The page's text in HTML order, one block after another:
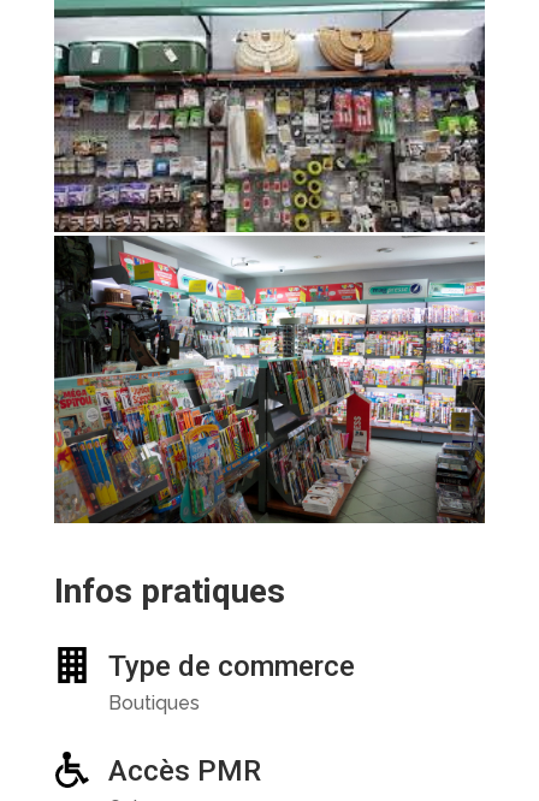
Infos pratiques
Type de commerce
Boutiques
Accès PMR